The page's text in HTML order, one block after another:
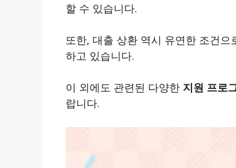
할 수 있습니다.
또한, 대출 상환 역시 유연한 조건
하고 있습니다.
이 외에도 관련된 다양한 지원 프로
랍니다.